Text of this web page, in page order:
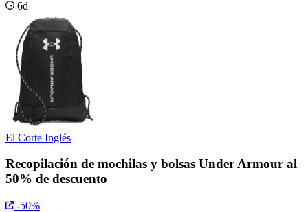
6d
El Corte Inglés
Recopilación de mochilas y bolsas Under Armour al
50% de descuento
-50%